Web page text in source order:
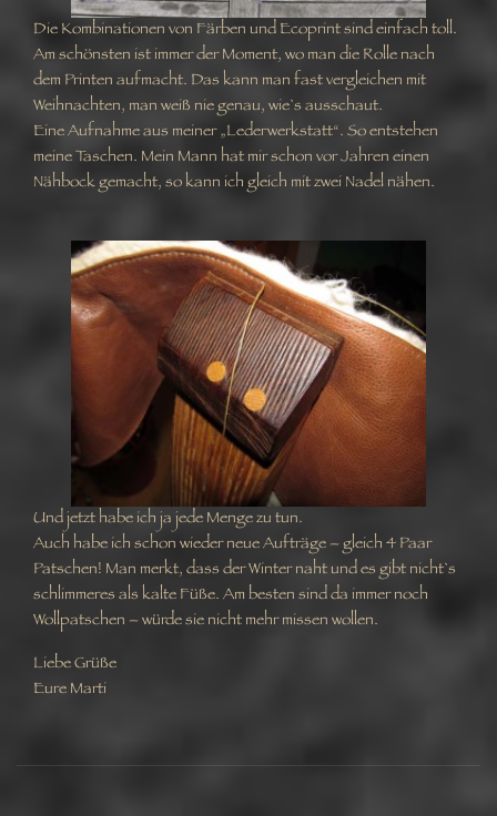
Die Kombinationen von Färben und Ecoprint sind einfach toll.
Am schönsten ist immer der Moment, wo man die Rolle nach
dem Printen aufmacht. Das kann man fast vergleichen mit
Weihnachten, man weiß nie genau, wie`s ausschaut.
Eine Aufnahme aus meiner „Lederwerkstatt“. So entstehen
meine Taschen. Mein Mann hat mir schon vor Jahren einen
Nähbock gemacht, so kann ich gleich mit zwei Nadel nähen.
Und jetzt habe ich ja jede Menge zu tun.
Auch habe ich schon wieder neue Aufträge – gleich 4 Paar
Patschen! Man merkt, dass der Winter naht und es gibt nicht`s
schlimmeres als kalte Füße. Am besten sind da immer noch
Wollpatschen – würde sie nicht mehr missen wollen.
Liebe Grüße
Eure Marti